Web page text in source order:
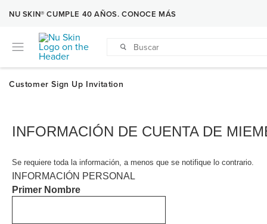
NU SKIN® CUMPLE 40 AÑOS. CONOCE MÁS